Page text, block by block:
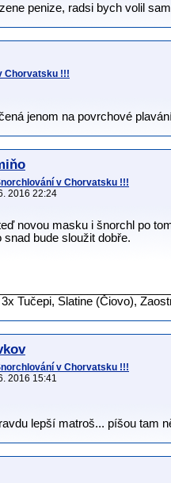
penize, radsi bych volil
Chorvatsku !!!
jenom na povrchové
v Chorvatsku !!!
2016 22:24
novou masku i šnorchl po
bude sloužit dobře.
Tučepi, Slatine (Čiovo),
v Chorvatsku !!!
2016 15:41
lepší matroš... píšou tam